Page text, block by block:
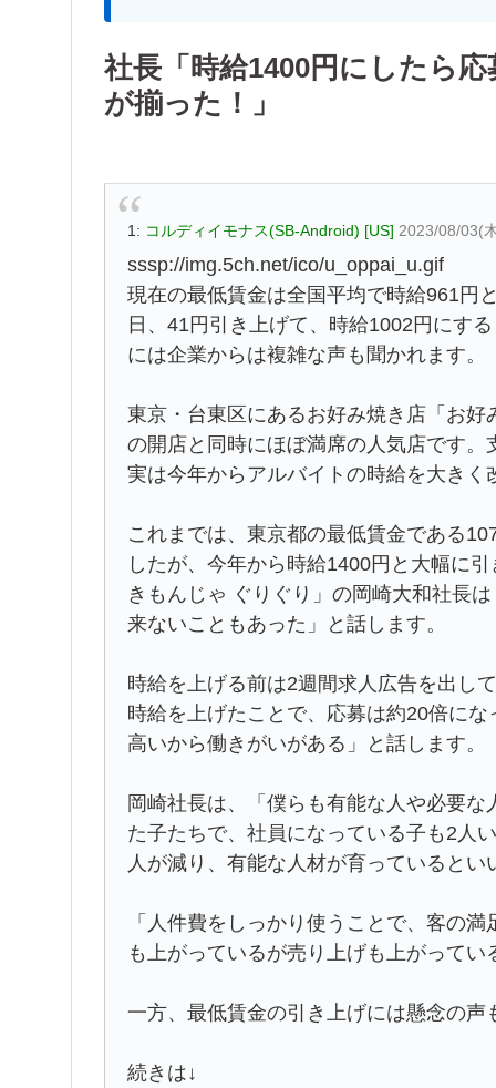
社長「時給1400円にしたら
が揃った！」
1: コルディイモナス(SB-Android) [US] 2023/08/03(
sssp://img.5ch.net/ico/u_oppai_u.gif
現在の最低賃金は全国平均で時給961円
日、41円引き上げて、時給1002円にす
には企業からは複雑な声も聞かれます。
東京・台東区にあるお好み焼き店「お
の開店と同時にほぼ満席の人気店です
実は今年からアルバイトの時給を大きく
これまでは、東京都の最低賃金である
したが、今年から時給1400円と大幅に
きもんじゃ ぐりぐり」の岡崎大和社長
来ないこともあった」と話します。
時給を上げる前は2週間求人広告を出し
時給を上げたことで、応募は約20倍に
高いから働きがいがある」と話します。
岡崎社長は、「僕らも有能な人や必要
た子たちで、社員になっている子も2人
人が減り、有能な人材が育っているとい
「人件費をしっかり使うことで、客の
も上がっているが売り上げも上がってい
一方、最低賃金の引き上げには懸念の声
続きは↓